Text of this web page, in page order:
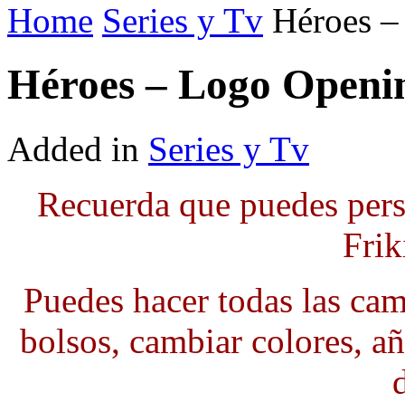
Home Series y Tv Héroes
Héroes – Logo
Added in Series y Tv
Recuerda que puedes
Puedes hacer todas las
bolsos, cambiar colores,